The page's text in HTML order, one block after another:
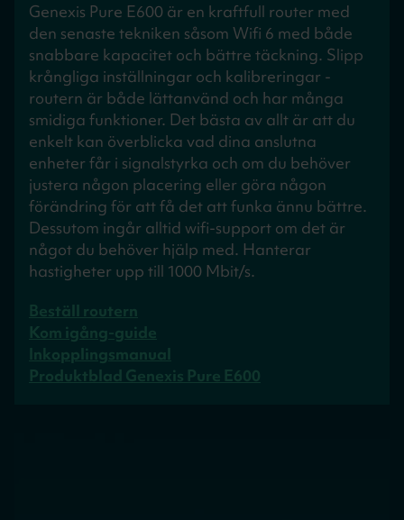
Genexis Pure E600 är en kraftfull router med
den senaste tekniken såsom Wifi 6 med både
snabbare kapacitet och bättre täckning. Slipp
krångliga inställningar och kalibreringar -
routern är både lättanvänd och har många
smidiga funktioner. Det bästa av allt är att du
enkelt kan överblicka vad dina anslutna
enheter får i signalstyrka och om du behöver
justera någon placering eller göra någon
förändring för att få det att funka ännu bättre.
Dessutom ingår alltid wifi-support om det är
något du behöver hjälp med. Hanterar
hastigheter upp till 1000 Mbit/s.
Beställ routern
Kom igång-guide
Inkopplingsmanual
Produktblad Genexis Pure E600